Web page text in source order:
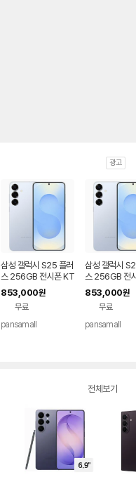
광고
삼성 갤럭시 S25 플러
스 256GB 전시폰 KT
번호이동 완납 90요금
제
853,000원
무료
pansamall
삼성 갤럭시
스 256GB 전
기기변경 완납
853,000원
무료
pansamall
전체보기